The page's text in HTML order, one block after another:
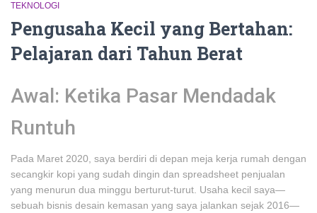
TEKNOLOGI
Pengusaha Kecil yang Bertahan:
Pelajaran dari Tahun Berat
Awal: Ketika Pasar Mendadak
Runtuh
Pada Maret 2020, saya berdiri di depan meja kerja rumah dengan
secangkir kopi yang sudah dingin dan spreadsheet penjualan
yang menurun dua minggu berturut-turut. Usaha kecil saya—
sebuah bisnis desain kemasan yang saya jalankan sejak 2016—